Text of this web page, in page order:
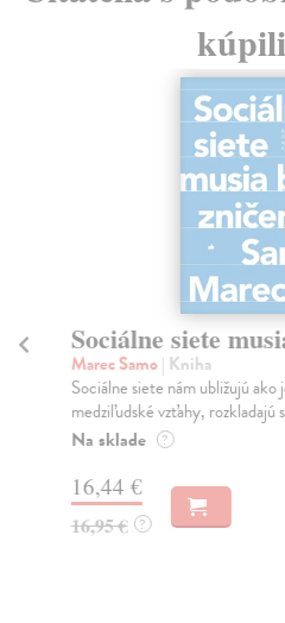
Sociálne siete
Marec Samo| Kniha
Sociálne siete nám ubližujú ako
medziľudské vzťahy, rozkladajú
Na sklade ?
16,44 €
16,95 € ?